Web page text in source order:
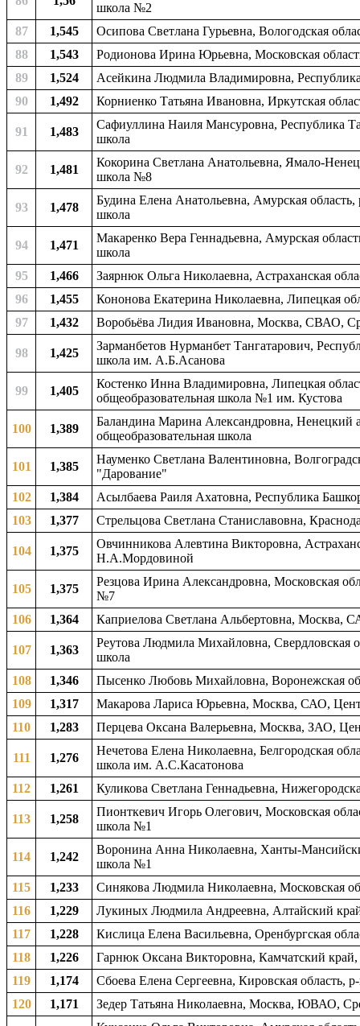
школа №2
87
1,545
Осипова Светлана Гурьевна, Вологодская
88
1,543
Родионова Ирина Юрьевна, Московская
89
1,524
Асейкина Людмила Владимировна,
90
1,492 Корниенко Татьяна Ивановна, Иркутская
91 1,483
Сафиуллина Наиля Мансуровна, Республика
школа
92 1,481
Кокорина Светлана Анатольевна, Ямало-
школа №8
93 1,478
Будина Елена Анатольевна, Амурская
школа
94 1,471
Макаренко Вера Геннадьевна, Амурская
школа
95
1,466
Заярнюк Ольга Николаевна, Астраханская
96
1,455
Кононова Екатерина Николаевна, Липецкая
97
1,432 Воробьёва Лидия Ивановна, Москва, СВАО,
98 1,425
Зарманбетов Нурманбет Тангатарович,
школа им. А.Б.Асанова
99 1,405
Костенко Инна Владимировна, Липецкая
общеобразовательная школа №1 им. Кустова
100 1,389
Баландина Марина Александровна,
общеобразовательная школа
101 1,385
Науменко Светлана Валентиновна,
"Дарование"
102
1,384
Асылбаева Раиля Ахатовна, Республика
103
1,377 Стрельцова Светлана Станиславовна,
104 1,375
Овчинникова Алевтина Викторовна,
Н.А.Мордовиной
105 1,375
Резцова Ирина Александровна, Московская
№7
106
1,364 Каприелова Светлана Альбертовна, Москва,
107 1,363
Реутова Людмила Михайловна, Свердловская
школа
108
1,346
Пысенко Любовь Михайловна, Воронежская
109
1,317
Макарова Лариса Юрьевна, Москва, САО,
110
1,283 Перцева Оксана Валерьевна, Москва, ЗАО,
111 1,276
Нечетова Елена Николаевна, Белгородская
школа им. А.С.Касатонова
112
1,261 Куликова Светлана Геннадьевна,
113 1,258
Пионткевич Игорь Олегович, Московская
школа №1
114 1,242
Воронина Анна Николаевна, Ханты-
школа №1
115
1,233
Синякова Людмила Николаевна, Московская
116
1,229
Лукиных Людмила Андреевна, Алтайский
117
1,228
Кислица Елена Васильевна, Оренбургская
118
1,226
Гарнюк Оксана Викторовна, Камчатский
119
1,174
Сбоева Елена Сергеевна, Кировская область,
120
1,171 Зедер Татьяна Николаевна, Москва, ЮВАО,